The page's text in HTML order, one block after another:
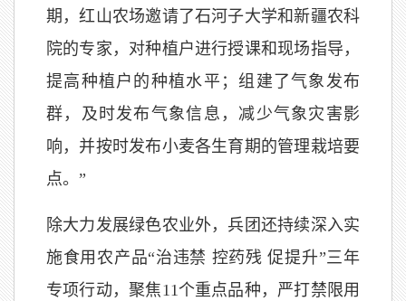
期，红山农场邀请了石河子大学和新疆农科
院的专家，对种植户进行授课和现场指导，
提高种植户的种植水平；组建了气象发布
群，及时发布气象信息，减少气象灾害影
响，并按时发布小麦各生育期的管理栽培要
点。”
除大力发展绿色农业外，兵团还持续深入实
施食用农产品“治违禁 控药残 促提升”三年
专项行动，聚焦11个重点品种，严打禁限用